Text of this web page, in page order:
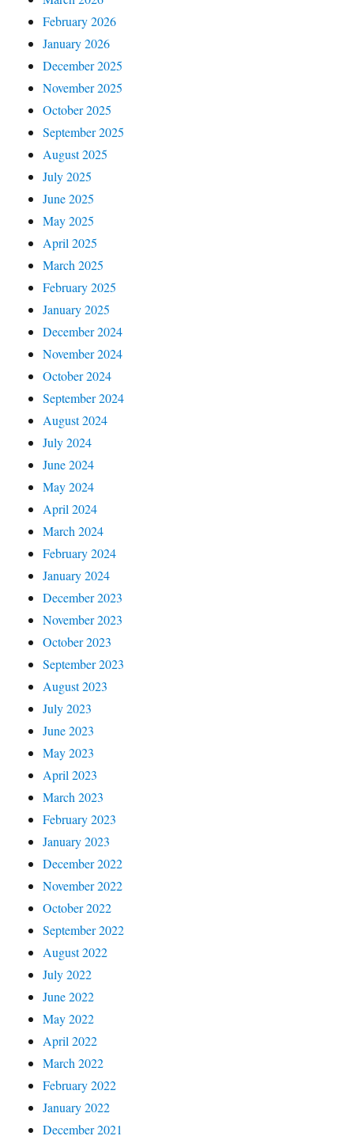
February 2026
January 2026
December 2025
November 2025
October 2025
September 2025
August 2025
July 2025
June 2025
May 2025
April 2025
March 2025
February 2025
January 2025
December 2024
November 2024
October 2024
September 2024
August 2024
July 2024
June 2024
May 2024
April 2024
March 2024
February 2024
January 2024
December 2023
November 2023
October 2023
September 2023
August 2023
July 2023
June 2023
May 2023
April 2023
March 2023
February 2023
January 2023
December 2022
November 2022
October 2022
September 2022
August 2022
July 2022
June 2022
May 2022
April 2022
March 2022
February 2022
January 2022
December 2021